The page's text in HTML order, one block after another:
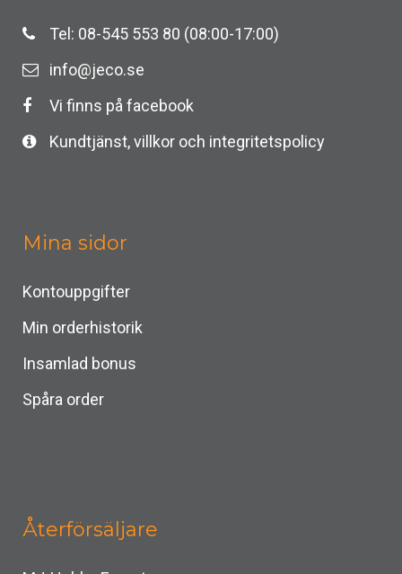
Tel: 08-545 553 80 (08:00-17:00)
info@jeco.se
Vi finns på facebook
Kundtjänst, villkor och integritetspolicy
Mina sidor
Kontouppgifter
Min orderhistorik
Insamlad bonus
Spåra order
Återförsäljare